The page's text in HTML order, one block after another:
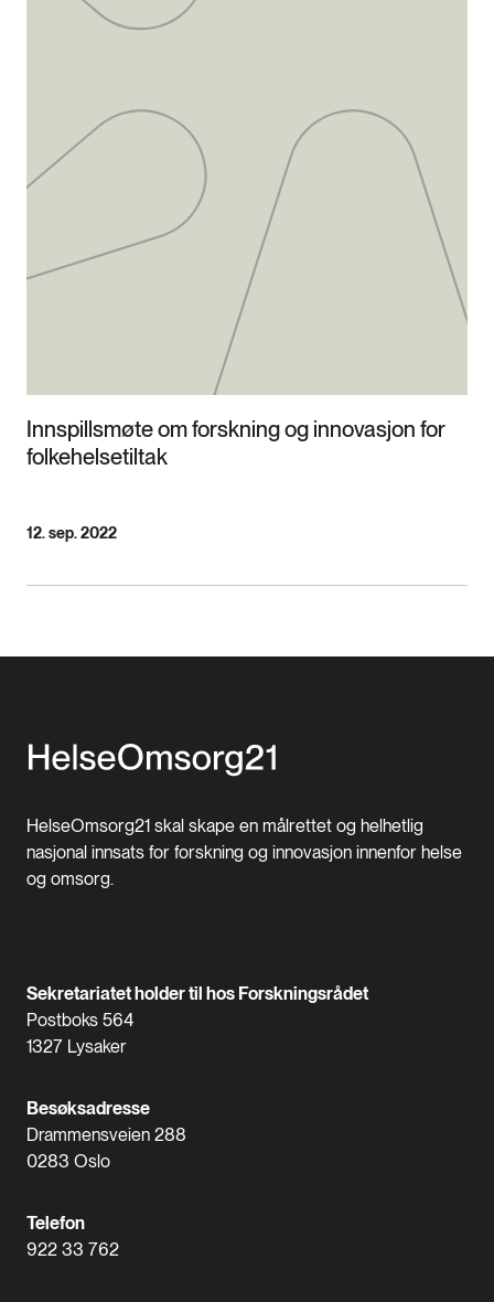
Innspillsmøte om forskning og innovasjon for
folkehelsetiltak
12. sep. 2022
HelseOmsorg21 skal skape en målrettet og helhetlig
nasjonal innsats for forskning og innovasjon innenfor helse
og omsorg.
Sekretariatet holder til hos Forskningsrådet
Postboks 564
1327 Lysaker
Besøksadresse
Drammensveien 288
0283 Oslo
Telefon
922 33 762